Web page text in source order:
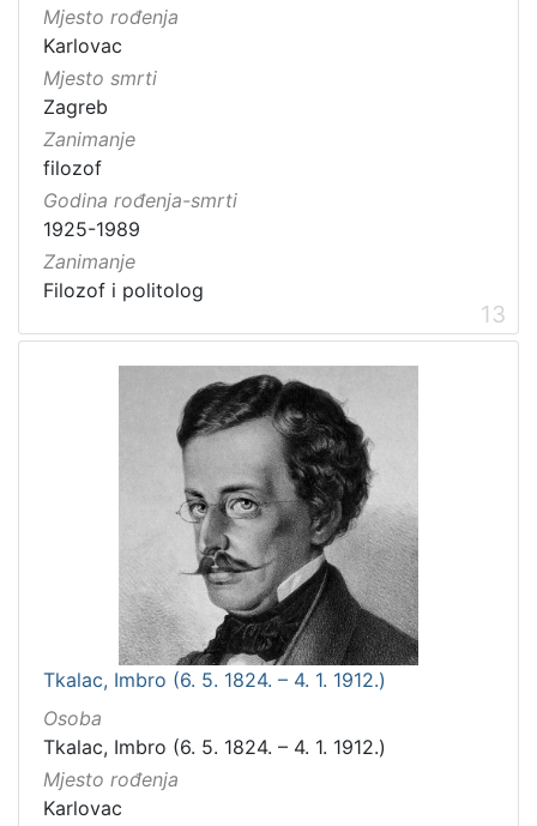
Mjesto rođenja
Karlovac
Mjesto smrti
Zagreb
Zanimanje
filozof
Godina rođenja-smrti
1925-1989
Zanimanje
Filozof i politolog
13
Tkalac, Imbro (6. 5. 1824. – 4. 1. 1912.)
Osoba
Tkalac, Imbro (6. 5. 1824. – 4. 1. 1912.)
Mjesto rođenja
Karlovac